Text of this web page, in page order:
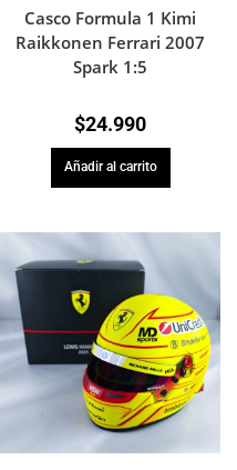
Casco Formula 1 Kimi
Raikkonen Ferrari 2007
Spark 1:5
$24.990
Añadir al carrito